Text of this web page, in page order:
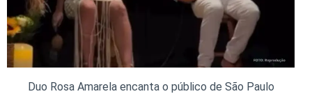
Duo Rosa Amarela encanta o público de São Paulo